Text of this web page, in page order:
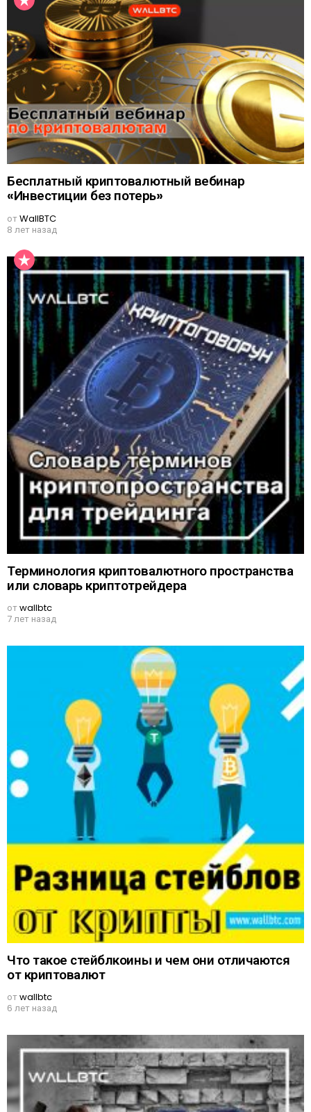
Бесплатный криптовалютный вебинар
«Инвестиции без потерь»
отWallBTC
8 лет назад
Терминология криптовалютного пространства
или словарь криптотрейдера
отwallbtc
7 лет назад
Что такое стейблкоины и чем они отличаются
от криптовалют
отwallbtc
6 лет назад